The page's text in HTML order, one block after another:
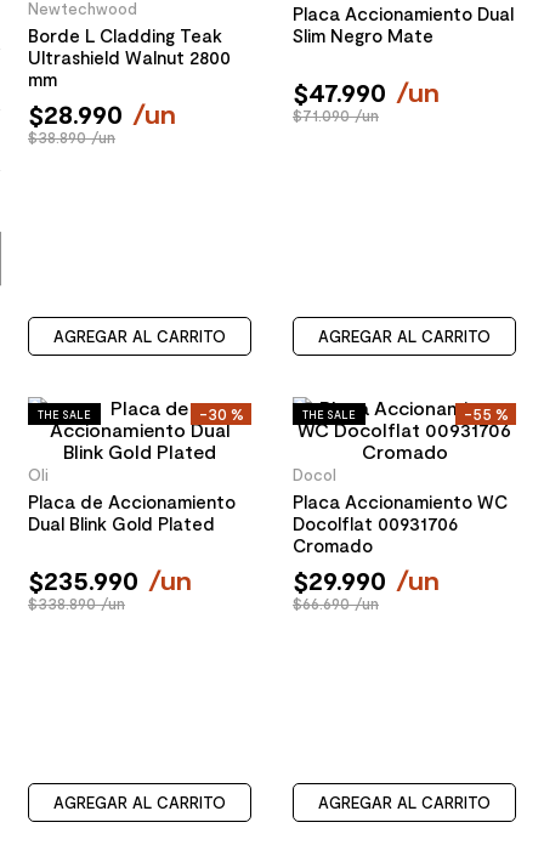
8 . receptaculo
9. spc
10. columna ducha
Newtechwood
Borde L Cladding Teak
Ultrashield Walnut 2800
mm
$28.990 /un
$38.890 /un
AGREGAR AL CARRITO
Placa Accionamiento Dual
Slim Negro Mate
$47.990 /un
$71.090 /un
AGREGAR AL CARRITO
-30 %
THE SALE
Oli
Placa de Accionamiento
Dual Blink Gold Plated
$235.990 /un
$338.890 /un
AGREGAR AL CARRITO
-55 %
THE SALE
Docol
Placa Accionamiento WC
Docolflat 00931706
Cromado
$29.990 /un
$66.690 /un
AGREGAR AL CARRITO